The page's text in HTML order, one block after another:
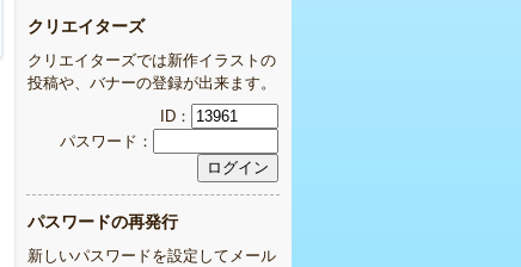
クリエイターズ
クリエイターズでは新作イラストの
投稿や、バナーの登録が出来ます。
ID：
パスワード：
パスワードの再発行
新しいパスワードを設定してメール